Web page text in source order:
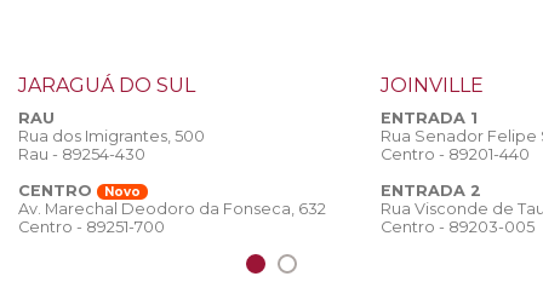
JARAGUÁ DO SUL
RAU
Rua dos Imigrantes, 500
Rau - 89254-430
CENTRO
Novo
Av. Marechal Deodoro da Fonseca, 632
Centro - 89251-700
JOINVILLE
ENTRADA 1
Rua Senador
Centro - 89201-440
ENTRADA 2
Rua Visconde de
Centro - 89203-005